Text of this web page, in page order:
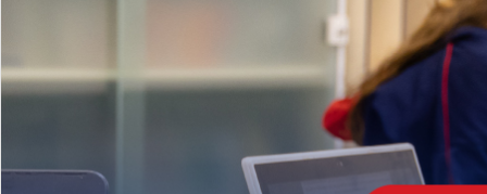
MÉDIO
igh School
Dupla Diplomação